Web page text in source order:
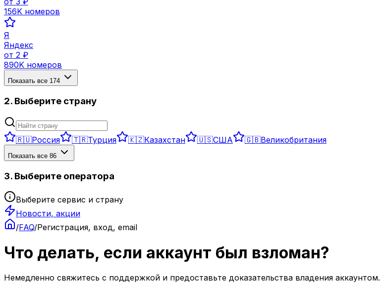
156K номеров
Я
Яндекс
от 2 ₽
890K номеров
Показать все 174
2. Выберите страну
🇷🇺Россия 🇹🇷Турция 🇰🇿Казахстан 🇺🇸США 🇬🇧Великобритания
Показать все 86
3. Выберите оператора
Выберите сервис и страну
Новости, акции
/FAQ/Регистрация, вход, email
Что делать, если аккаунт был взломан?
Немедленно свяжитесь с поддержкой и предоставьте доказательства владения аккаунтом.